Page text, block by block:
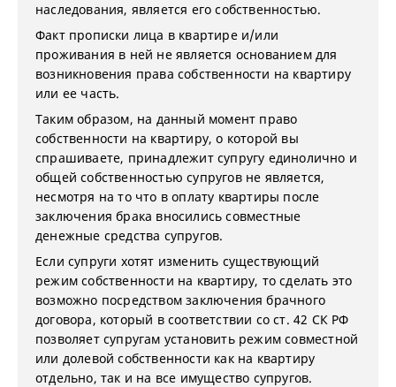
наследования, является его собственностью.
Факт прописки лица в квартире и/или
проживания в ней не является основанием для
возникновения права собственности на квартиру
или ее часть.
Таким образом, на данный момент право
собственности на квартиру, о которой вы
спрашиваете, принадлежит супругу единолично и
общей собственностью супругов не является,
несмотря на то что в оплату квартиры после
заключения брака вносились совместные
денежные средства супругов.
Если супруги хотят изменить существующий
режим собственности на квартиру, то сделать это
возможно посредством заключения брачного
договора, который в соответствии со ст. 42 СК РФ
позволяет супругам установить режим совместной
или долевой собственности как на квартиру
отдельно, так и на все имущество супругов.